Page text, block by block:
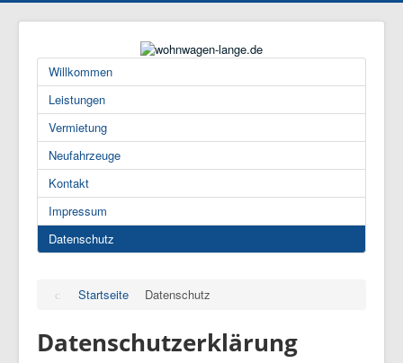
Willkommen
Leistungen
Vermietung
Neufahrzeuge
Kontakt
Impressum
Datenschutz
Startseite Datenschutz
Datenschutzerklärung